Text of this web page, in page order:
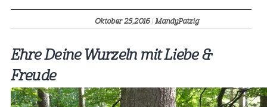
Oktober 25,2016|MandyPatzig
Ehre Deine Wurzeln mit Liebe &
Freude